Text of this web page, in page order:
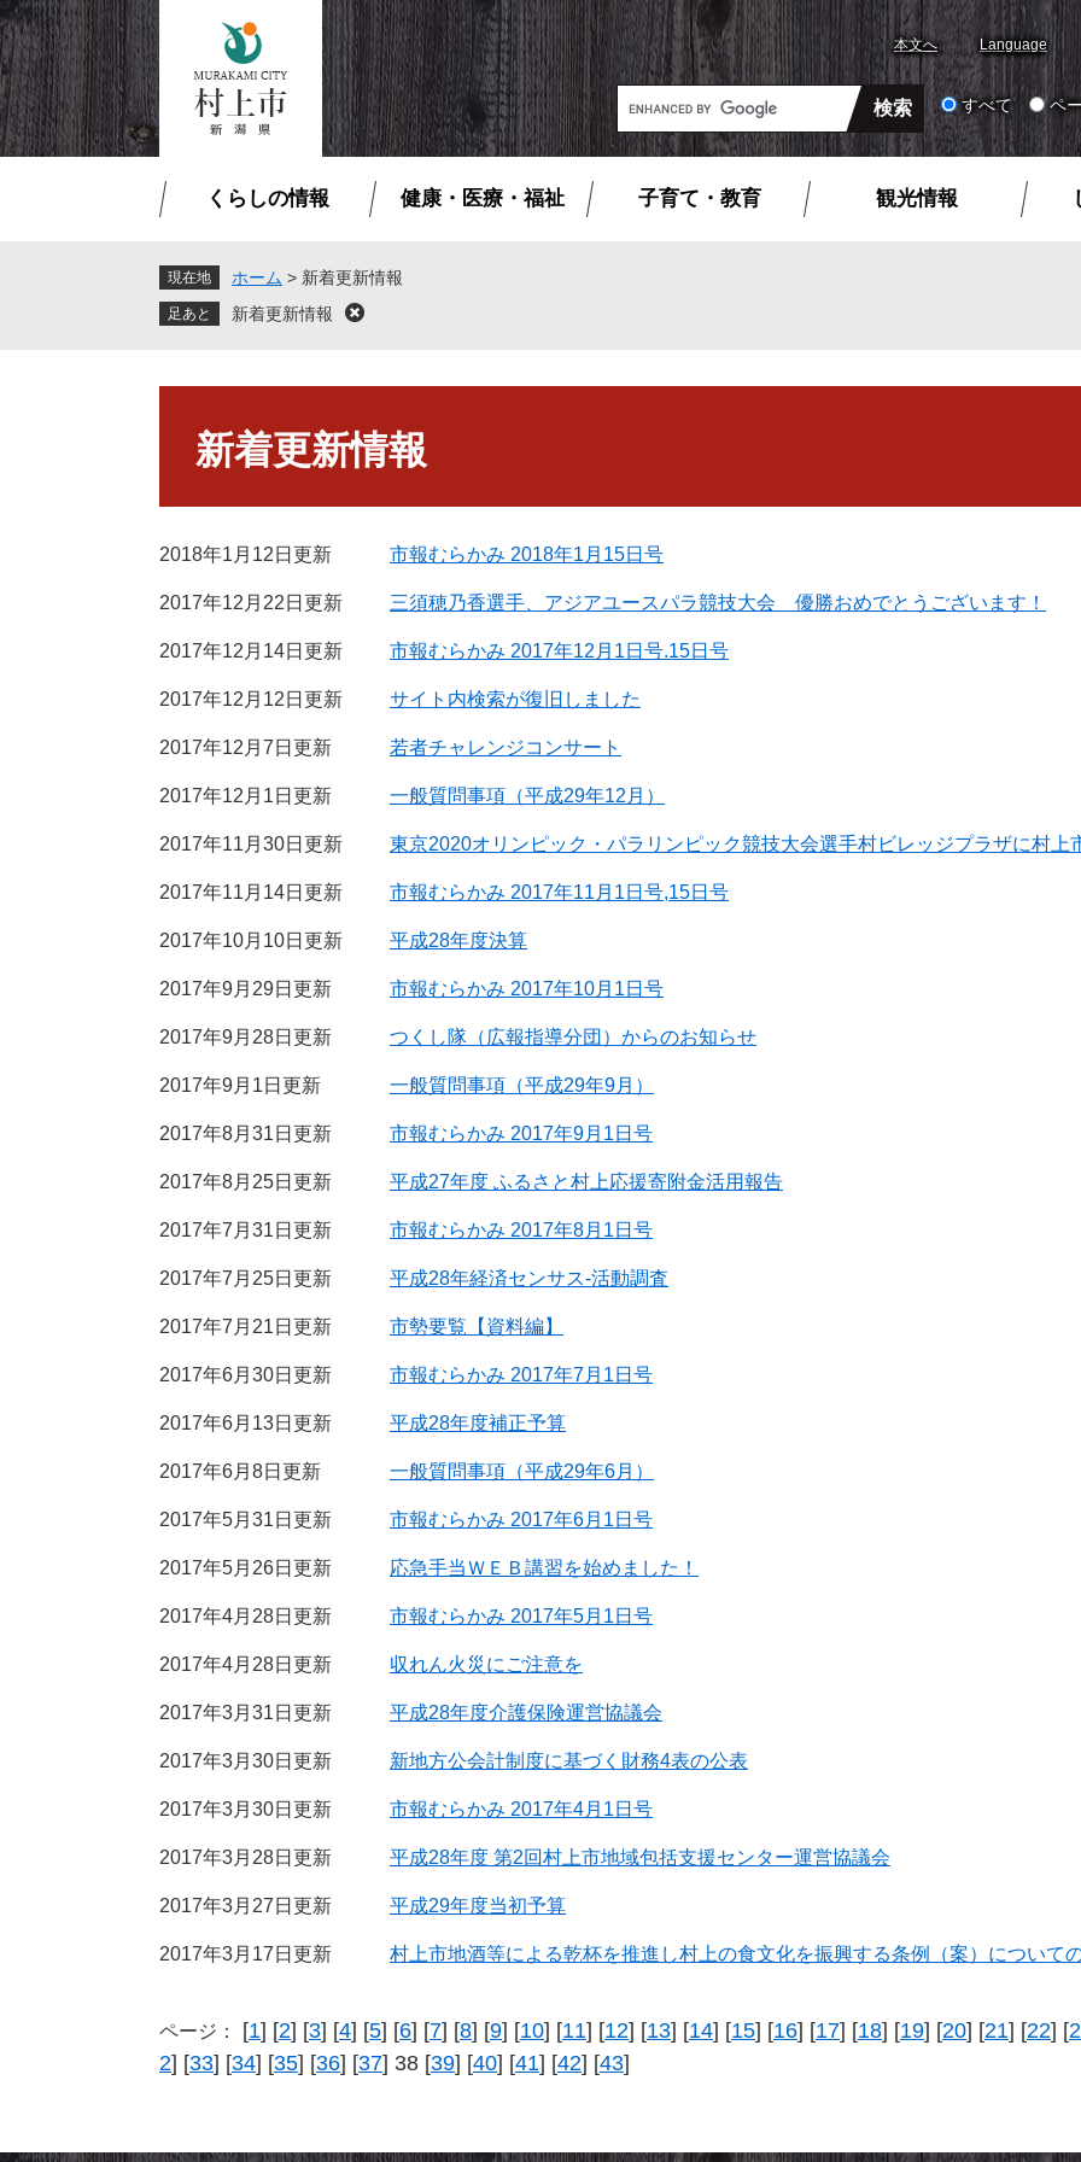
ペ
ー
ジ
の
先
頭
メ
ニ
ュ
ー
を
飛
本文へ Language
G
o
o
検
すべて ペ
くらしの情報 健康・医療・福祉 子育て・教育 観光情報
現在地 ホーム > 新着更新情報
新着更新情報
閉
新着更新情報
2018年1月12日更新 市報むらかみ 2018年1月15日号
2017年12月22日更新 三須穂乃香選手、アジアユースパラ競技大会 優勝おめでとうございます！
2017年12月14日更新 市報むらかみ 2017年12月1日号.15日号
2017年12月12日更新 サイト内検索が復旧しました
2017年12月7日更新 若者チャレンジコンサート
2017年12月1日更新 一般質問事項（平成29年12月）
2017年11月30日更新 東京2020オリンピック・パラリンピック競技大会選手村ビレッジプラザに村上
2017年11月14日更新 市報むらかみ 2017年11月1日号,15日号
2017年10月10日更新 平成28年度決算
2017年9月29日更新 市報むらかみ 2017年10月1日号
2017年9月28日更新 つくし隊（広報指導分団）からのお知らせ
2017年9月1日更新 一般質問事項（平成29年9月）
2017年8月31日更新 市報むらかみ 2017年9月1日号
2017年8月25日更新 平成27年度 ふるさと村上応援寄附金活用報告
2017年7月31日更新 市報むらかみ 2017年8月1日号
2017年7月25日更新 平成28年経済センサス-活動調査
2017年7月21日更新 市勢要覧【資料編】
2017年6月30日更新 市報むらかみ 2017年7月1日号
2017年6月13日更新 平成28年度補正予算
2017年6月8日更新 一般質問事項（平成29年6月）
2017年5月31日更新 市報むらかみ 2017年6月1日号
2017年5月26日更新 応急手当ＷＥＢ講習を始めました！
2017年4月28日更新 市報むらかみ 2017年5月1日号
2017年4月28日更新 収れん火災にご注意を
2017年3月31日更新 平成28年度介護保険運営協議会
2017年3月30日更新 新地方公会計制度に基づく財務4表の公表
2017年3月30日更新 市報むらかみ 2017年4月1日号
2017年3月28日更新 平成28年度 第2回村上市地域包括支援センター運営協議会
2017年3月27日更新 平成29年度当初予算
2017年3月17日更新 村上市地酒等による乾杯を推進し村上の食文化を振興する条例（案）について
ページ： [1] [2] [3] [4] [5] [6] [7] [8] [9] [10] [11] [12] [13] [14] [15] [16] [17] [18] [19] [20] [21] [22] [
2] [33] [34] [35] [36] [37] 38 [39] [40] [41] [42] [43]